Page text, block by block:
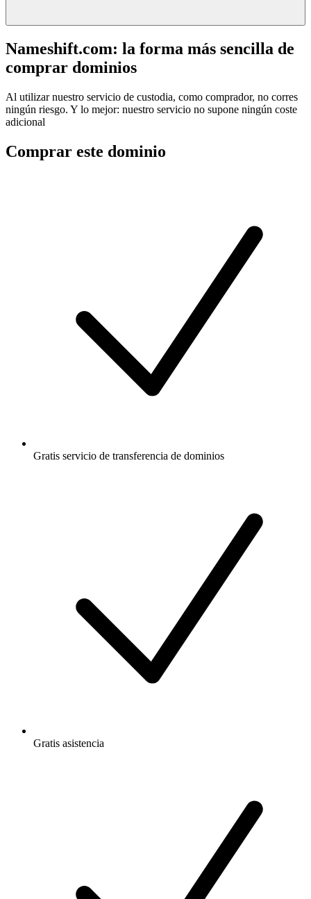
Nameshift.com: la forma más sencilla de
comprar dominios
Al utilizar nuestro servicio de custodia, como comprador, no corres
ningún riesgo. Y lo mejor: nuestro servicio no supone ningún coste
adicional
Comprar este dominio
Gratis servicio de transferencia de dominios
Gratis asistencia